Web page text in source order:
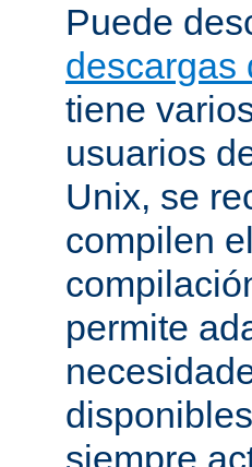
Puede
descargas
tiene
usuarios
Unix, se
compilen
permite